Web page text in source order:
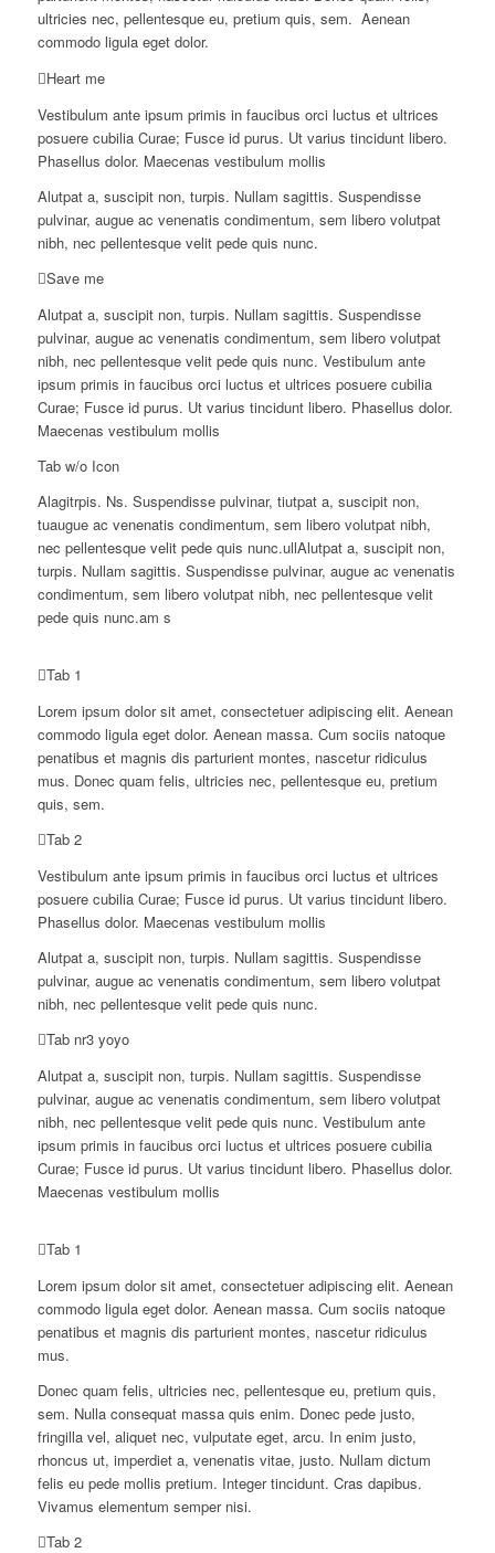
ultricies nec, pellentesque eu, pretium quis, sem. Aenean
commodo ligula eget dolor.
Heart me
Vestibulum ante ipsum primis in faucibus orci luctus et ultrices
posuere cubilia Curae; Fusce id purus. Ut varius tincidunt libero.
Phasellus dolor. Maecenas vestibulum mollis
Alutpat a, suscipit non, turpis. Nullam sagittis. Suspendisse
pulvinar, augue ac venenatis condimentum, sem libero volutpat
nibh, nec pellentesque velit pede quis nunc.
Save me
Alutpat a, suscipit non, turpis. Nullam sagittis. Suspendisse
pulvinar, augue ac venenatis condimentum, sem libero volutpat
nibh, nec pellentesque velit pede quis nunc. Vestibulum ante
ipsum primis in faucibus orci luctus et ultrices posuere cubilia
Curae; Fusce id purus. Ut varius tincidunt libero. Phasellus dolor.
Maecenas vestibulum mollis
Tab w/o Icon
Alagitrpis. Ns. Suspendisse pulvinar, tiutpat a, suscipit non,
tuaugue ac venenatis condimentum, sem libero volutpat nibh,
nec pellentesque velit pede quis nunc.ullAlutpat a, suscipit non,
turpis. Nullam sagittis. Suspendisse pulvinar, augue ac venenatis
condimentum, sem libero volutpat nibh, nec pellentesque velit
pede quis nunc.am s
Tab 1
Lorem ipsum dolor sit amet, consectetuer adipiscing elit. Aenean
commodo ligula eget dolor. Aenean massa. Cum sociis natoque
penatibus et magnis dis parturient montes, nascetur ridiculus
mus. Donec quam felis, ultricies nec, pellentesque eu, pretium
quis, sem.
Tab 2
Vestibulum ante ipsum primis in faucibus orci luctus et ultrices
posuere cubilia Curae; Fusce id purus. Ut varius tincidunt libero.
Phasellus dolor. Maecenas vestibulum mollis
Alutpat a, suscipit non, turpis. Nullam sagittis. Suspendisse
pulvinar, augue ac venenatis condimentum, sem libero volutpat
nibh, nec pellentesque velit pede quis nunc.
Tab nr3 yoyo
Alutpat a, suscipit non, turpis. Nullam sagittis. Suspendisse
pulvinar, augue ac venenatis condimentum, sem libero volutpat
nibh, nec pellentesque velit pede quis nunc. Vestibulum ante
ipsum primis in faucibus orci luctus et ultrices posuere cubilia
Curae; Fusce id purus. Ut varius tincidunt libero. Phasellus dolor.
Maecenas vestibulum mollis
Tab 1
Lorem ipsum dolor sit amet, consectetuer adipiscing elit. Aenean
commodo ligula eget dolor. Aenean massa. Cum sociis natoque
penatibus et magnis dis parturient montes, nascetur ridiculus
mus.
Donec quam felis, ultricies nec, pellentesque eu, pretium quis,
sem. Nulla consequat massa quis enim. Donec pede justo,
fringilla vel, aliquet nec, vulputate eget, arcu. In enim justo,
rhoncus ut, imperdiet a, venenatis vitae, justo. Nullam dictum
felis eu pede mollis pretium. Integer tincidunt. Cras dapibus.
Vivamus elementum semper nisi.
Tab 2